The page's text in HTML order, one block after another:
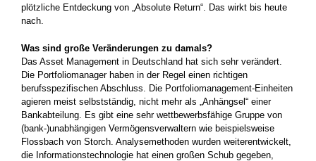
plötzliche Entdeckung von „Absolute Return“. Das wirkt bis heute
nach.
Was sind große Veränderungen zu damals?
Das Asset Management in Deutschland hat sich sehr verändert.
Die Portfoliomanager haben in der Regel einen richtigen
berufsspezi­fischen Abschluss. Die Portfoliomanagement-Einheiten
agieren meist selbstständig, nicht mehr als „Anhängsel“ einer
Bank­abteilung. Es gibt eine sehr wettbewerbsfähige Gruppe von
(bank-)unabhängigen Vermögensverwaltern wie beispielsweise
Flossbach von Storch. Analysemethoden wurden weiterentwickelt,
die Infor­mationstechnologie hat einen großen Schub gegeben,